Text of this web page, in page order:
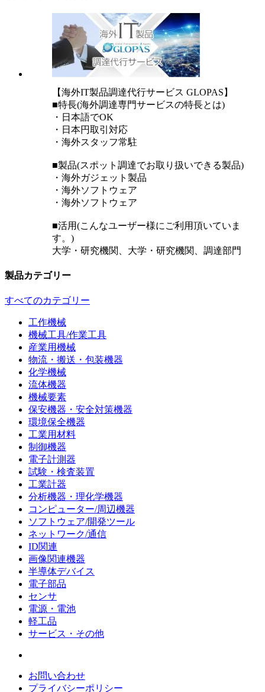
【海外IT製品調達代行サービス GLOPAS】
■特長(海外調達専門サービスの特長とは)
・日本語でOK
・日本円取引対応
・海外スタッフ常駐
■製品(スポット調達でお取り扱いできる製品)
・海外ガジェット製品
・海外ソフトウェア
・海外ソフトウェア
■活用(こんなユーザー様にご利用頂いていま
す。)
大学・研究機関、大学・研究機関、調達部門
製品カテゴリー
すべてのカテゴリー
工作機械
機械工具/作業工具
産業用機械
物流・搬送・包装機器
化学機械
流体機器
機械要素
保安機器・安全対策機器
環境保全機器
工業用材料
制御機器
電子計測器
試験・検査装置
工業計器
分析機器・理化学機器
コンピューター/周辺機器
ソフトウェア/開発ツール
ネットワーク/通信
ID関連
画像関連機器
半導体デバイス
電子部品
センサ
電源・電池
軽工品
サービス・その他
お問い合わせ
プライバシーポリシー